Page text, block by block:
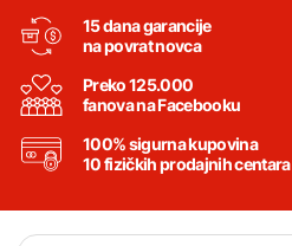
15 dana garancije
na povrat novca
Preko 125.000
fanova na Facebooku
100% sigurna kupovina
10 fizičkih prodajnih centara